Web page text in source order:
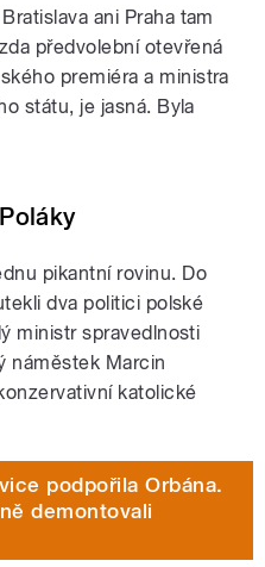
ani Praha tam
předvolební otevřená
premiéra a ministra
státu, je jasná. Byla
pikantní rovinu. Do
dva politici polské
ministr spravedlnosti
náměstek Marcin
katolické
podpořila Orbána.
demontovali